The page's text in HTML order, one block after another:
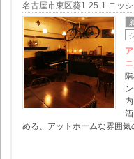
名古屋市東区葵1-25-1 ニッ
める、アットホームな雰囲気